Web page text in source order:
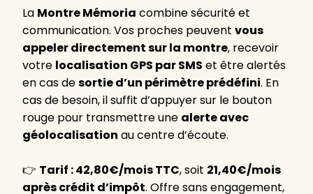
La Montre Mémoria combine sécurité et
communication. Vos proches peuvent vous
appeler directement sur la montre, recevoir
votre localisation GPS par SMS et être alertés
en cas desortie d’un périmètre prédéfini. En
cas de besoin, il suffit d’appuyer sur le bouton
rouge pour transmettre une alerte avec
géolocalisation au centre d’écoute.
👉 Tarif : 42,80€/mois TTC, soit 21,40€/mois
après crédit d’impôt. Offre sans engagement,